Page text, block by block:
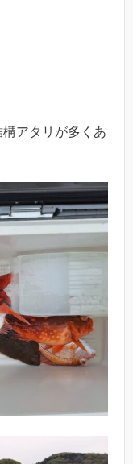
アタリが多くあ